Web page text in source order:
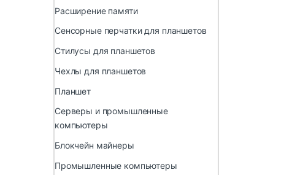
Расширение памяти
Сенсорные перчатки для планшетов
Стилусы для планшетов
Чехлы для планшетов
Планшет
Серверы и промышленные
компьютеры
Блокчейн майнеры
Промышленные компьютеры